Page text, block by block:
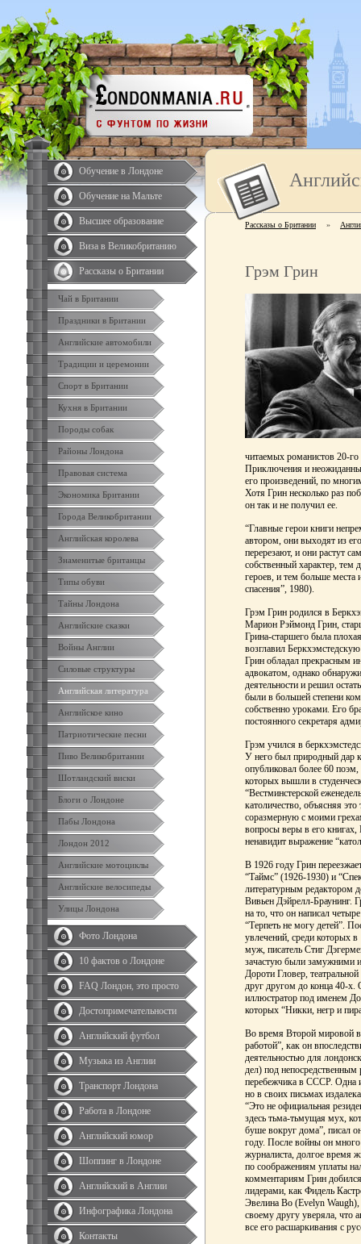
Обучение в Лондоне
Обучение на Мальте
Высшее образование
Виза в Великобританию
Рассказы о Британии
Чай в Британии
Праздники в Британии
Английские автомобили
Традиции и церемонии
Спорт в Британии
Кухня в Британии
Породы собак
Районы Лондона
Правовая система
Экономика Британии
Города Великобритании
Английская королева
Знаменитые британцы
Типы обуви
Тайны Лондона
Английские сказки
Войны Англии
Силовые структуры
Английская литература
Английское кино
Патриотические песни
Пиво Великобритании
Шотландский виски
Блоги о Лондоне
Пабы Лондона
Лондон 2012
Английские мотоциклы
Английские велосипеды
Улицы Лондона
Фото Лондона
10 фактов о Лондоне
FAQ Лондон, это просто
Достопримечательности
Английский футбол
Музыка из Англии
Транспорт Лондона
Работа в Лондоне
Английский юмор
Шоппинг в Лондоне
Английский в Англии
Инфографика Лондона
Контакты
Рассказы о Британии »
Грэм Грин
читаемых романистов 20-го
Приключения и
его произведений, по
Хотя Грин несколько раз
он так и не получил ее.
“Главные герои книги
автором, они выходят из
перерезают, и они растут
собственный характер,
героев, и тем больше места
спасения”, 1980).
Грэм Грин родился в
Марион Рэймонд Грин,
Грина-старшего была
возглавил
Грин обладал прекрасным
адвокатом, однако
деятельности и решил
были в большей степени
собственно уроками. Его
постоянного секретаря
Грэм учился в
У него был природный дар к
опубликовал более 60
которых вышли в
“Вестминстерской
католичество, объясняя
соразмерную с моими
вопросы веры в его книгах,
ненавидит выражение
В 1926 году Грин
“Таймс” (1926-1930) и
литературным редактором
Вивьен Дэйрелл-Браунинг.
на то, что он написал
“Терпеть не могу детей”.
увлечений, среди которых
муж, писатель Стиг
зачастую были замужними
Дороти Гловер,
друг другом до конца 40-х.
иллюстратор под именем
которых “Никки, негр и
Во время Второй мировой
работой”, как он
деятельностью для
дел) под
перебежчика в СССР. Одна
но в своих письмах
“Это не официальная
здесь тьма-тьмущая мух,
буше вокруг дома”, писал
году. После войны он много
журналиста, долгое время
по соображениям уплаты
комментариям Грин
лидерами, как Фидель
Эвелина Во (Evelyn Waugh),
своему другу уверяла, что
все его расшаркивания с